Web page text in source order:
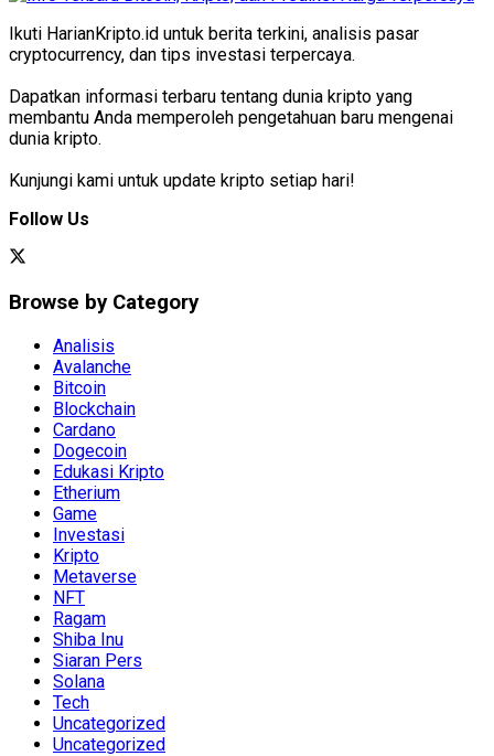
Ikuti HarianKripto.id untuk berita terkini, analisis pasar
cryptocurrency, dan tips investasi terpercaya.
Dapatkan informasi terbaru tentang dunia kripto yang
membantu Anda memperoleh pengetahuan baru mengenai
dunia kripto.
Kunjungi kami untuk update kripto setiap hari!
Follow Us
Browse by Category
Analisis
Avalanche
Bitcoin
Blockchain
Cardano
Dogecoin
Edukasi Kripto
Etherium
Game
Investasi
Kripto
Metaverse
NFT
Ragam
Shiba Inu
Siaran Pers
Solana
Tech
Uncategorized
Uncategorized